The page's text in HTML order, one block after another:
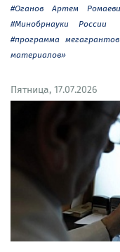
#Оганов Артем
#Минобрнауки России
#программа мегагрантов
материалов»
Пятница, 17.07.2026